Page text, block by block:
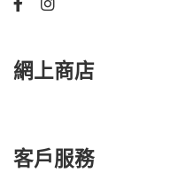
網上商店
客戶服務